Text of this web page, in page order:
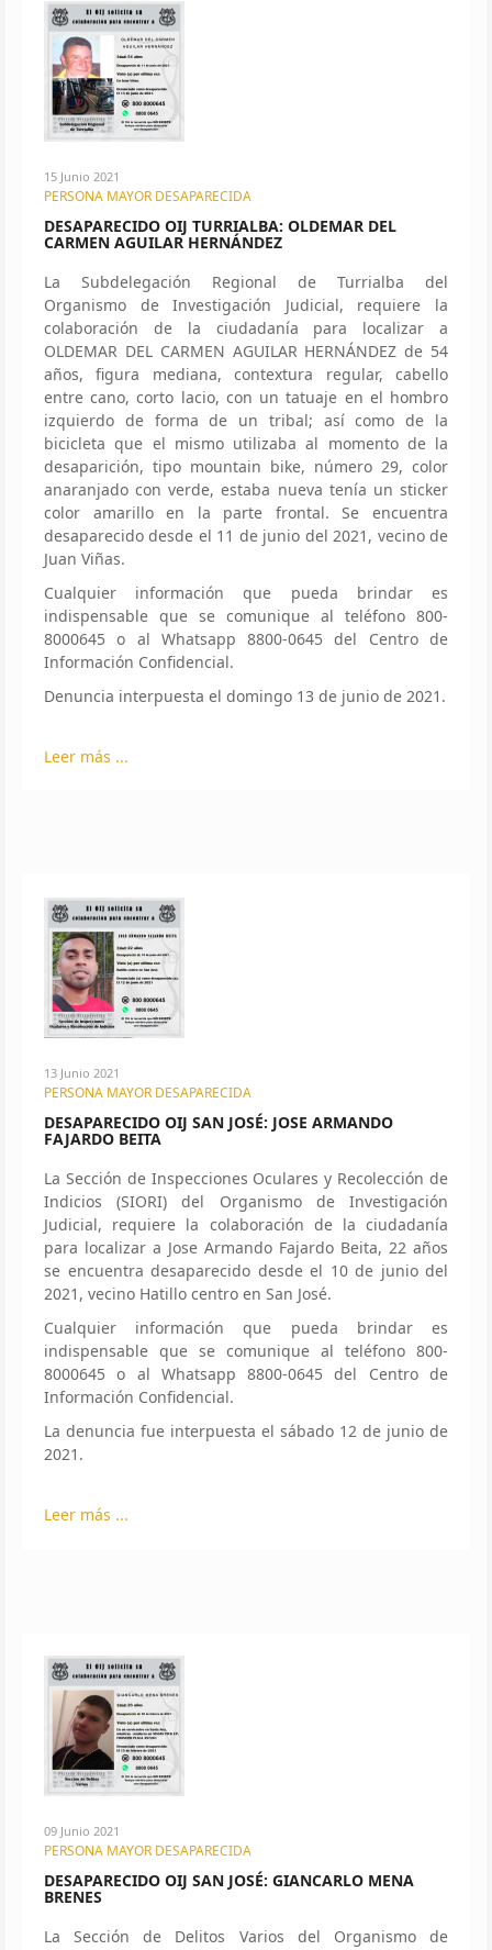
15 Junio 2021
PERSONA MAYOR DESAPARECIDA
DESAPARECIDO OIJ TURRIALBA: OLDEMAR DEL
CARMEN AGUILAR HERNÁNDEZ
La Subdelegación Regional de Turrialba del
Organismo de Investigación Judicial, requiere la
colaboración de la ciudadanía para localizar a
OLDEMAR DEL CARMEN AGUILAR HERNÁNDEZ de 54
años, figura mediana, contextura regular, cabello
entre cano, corto lacio, con un tatuaje en el hombro
izquierdo de forma de un tribal; así como de la
bicicleta que el mismo utilizaba al momento de la
desaparición, tipo mountain bike, número 29, color
anaranjado con verde, estaba nueva tenía un sticker
color amarillo en la parte frontal. Se encuentra
desaparecido desde el 11 de junio del 2021, vecino de
Juan Viñas.
Cualquier información que pueda brindar es
indispensable que se comunique al teléfono 800-
8000645 o al Whatsapp 8800-0645 del Centro de
Información Confidencial.
Denuncia interpuesta el domingo 13 de junio de 2021.
Leer más ...
13 Junio 2021
PERSONA MAYOR DESAPARECIDA
DESAPARECIDO OIJ SAN JOSÉ: JOSE ARMANDO
FAJARDO BEITA
La Sección de Inspecciones Oculares y Recolección de
Indicios (SIORI) del Organismo de Investigación
Judicial, requiere la colaboración de la ciudadanía
para localizar a Jose Armando Fajardo Beita, 22 años
se encuentra desaparecido desde el 10 de junio del
2021, vecino Hatillo centro en San José.
Cualquier información que pueda brindar es
indispensable que se comunique al teléfono 800-
8000645 o al Whatsapp 8800-0645 del Centro de
Información Confidencial.
La denuncia fue interpuesta el sábado 12 de junio de
2021.
Leer más ...
09 Junio 2021
PERSONA MAYOR DESAPARECIDA
DESAPARECIDO OIJ SAN JOSÉ: GIANCARLO MENA
BRENES
La Sección de Delitos Varios del Organismo de